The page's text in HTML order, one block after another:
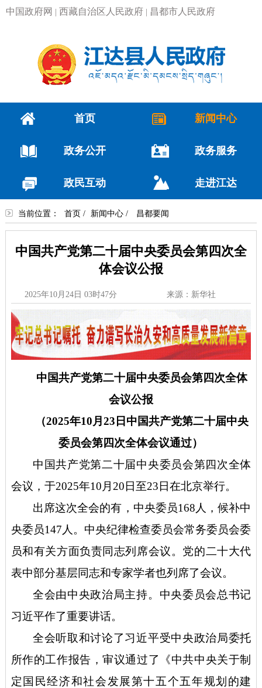
中国政府网 西藏自治区人民政府 昌都市人民政府
首页 新闻中心
政务公开 政务服务
政民互动 走进江达
当前位置： 首页 / 新闻中心/ 昌都要闻
中国共产党第二十届中央委员会第四次全
体会议公报
2025年10月24日 03时47分 来源：新华社
中国共产党第二十届中央委员会第四次全体
会议公报
（2025年10月23日中国共产党第二十届中央
委员会第四次全体会议通过）
中国共产党第二十届中央委员会第四次全体
会议，于2025年10月20日至23日在北京举行。
出席这次全会的有，中央委员168人，候补中
央委员147人。中央纪律检查委员会常务委员会委
员和有关方面负责同志列席会议。党的二十大代
表中部分基层同志和专家学者也列席了会议。
全会由中央政治局主持。中央委员会总书记
习近平作了重要讲话。
全会听取和讨论了习近平受中央政治局委托
所作的工作报告，审议通过了《中共中央关于制
定国民经济和社会发展第十五个五年规划的建